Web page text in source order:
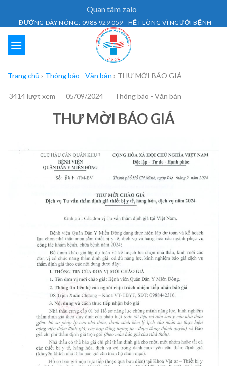
Quan tâm zalo
ĐƯỜNG DÂY NÓNG: 0988 929 059 - HẾT LÒNG VÌ NGƯỜI BỆNH
Trang chủ › Thông báo - Văn bản › THƯ MỜI BÁO GIÁ
3414 lượt xem 05/09/2024 Thông báo - Văn bản
THƯ MỜI BÁO GIÁ